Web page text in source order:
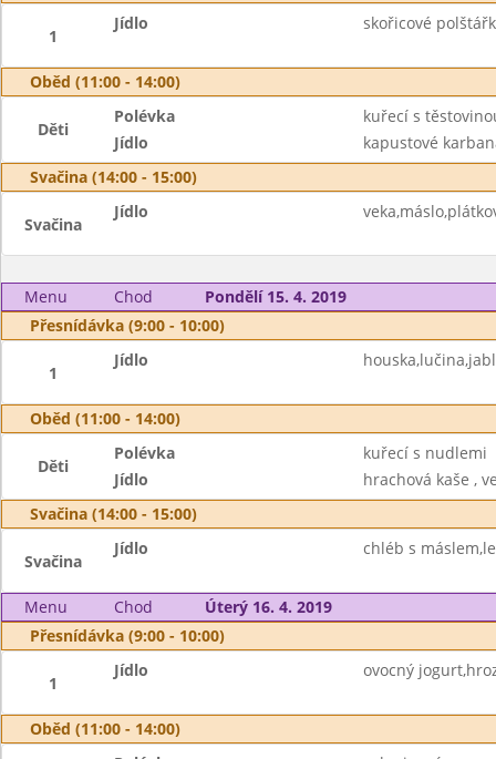
1
Jídlo skořicové
Oběd (11:00 - 14:00)
Děti
Polévka
kuřecí s
Jídlo
kapustové
Svačina (14:00 - 15:00)
Svačina
Jídlo
Menu Chod
Pondělí 15. 4. 2019
Přesnídávka (9:00 - 10:00)
1
Jídlo
Oběd (11:00 - 14:00)
Děti
Polévka
kuřecí s nudlemi
Jídlo
hrachová kaše ,
Svačina (14:00 - 15:00)
Svačina
Jídlo chléb s
Menu Chod
Úterý 16. 4. 2019
Přesnídávka (9:00 - 10:00)
1
Jídlo ovocný
Oběd (11:00 - 14:00)